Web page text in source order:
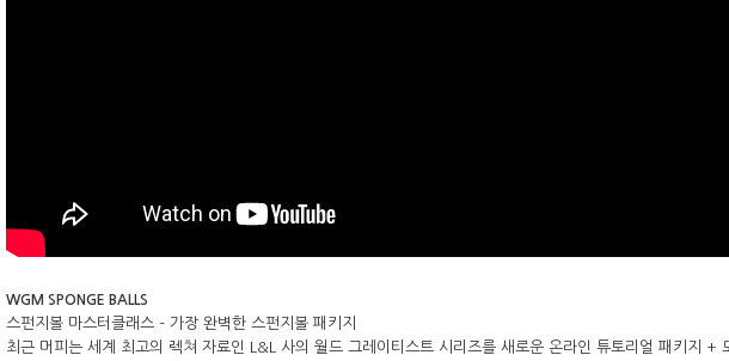
WGM SPONGE BALLS
스펀지볼 마스터클래스 – 가장 완벽한 스펀지볼 패키지
최근 머피는 세계 최고의 렉쳐 자료인 L&L 사의 월드 그레이티스트 시리즈를 새로운 온라인 튜토리얼 패키지 +